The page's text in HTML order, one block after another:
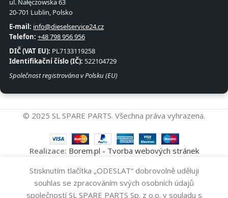
ul. Nałęczowska 63
20-701 Lublin, Polsko
E-mail: info@dieselservice24.cz
Telefon: +48 798 956 956
DIČ (VAT EU): PL7133119258
Identifikační číslo (IČ): 522104729
Společnost registrována v Polsku (EU)
© 2025 SL SPARE PARTS. Všechna práva vyhrazena.
Realizace: Borem.pl - Tvorba webových stránek
Stisknutím tlačítka „ODESLAT“ dobrovolně uděluji
souhlas se zpracováním svých osobních údajů
společností SL SPARE PARTS Sp. z o.o. v souladu s
Vysokotlakové
Čerpadlo
0445010538
BOSCH
10
328 Kč
- +
Přidat Do